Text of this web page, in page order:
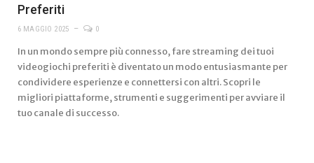
Preferiti
6 MAGGIO 2025 0
In un mondo sempre più connesso, fare streaming dei tuoi
videogiochi preferiti è diventato un modo entusiasmante per
condividere esperienze e connettersi con altri. Scopri le
migliori piattaforme, strumenti e suggerimenti per avviare il
tuo canale di successo.